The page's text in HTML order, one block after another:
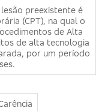
preexistente é
(CPT), na qual o
de Alta
de alta tecnologia
por um período